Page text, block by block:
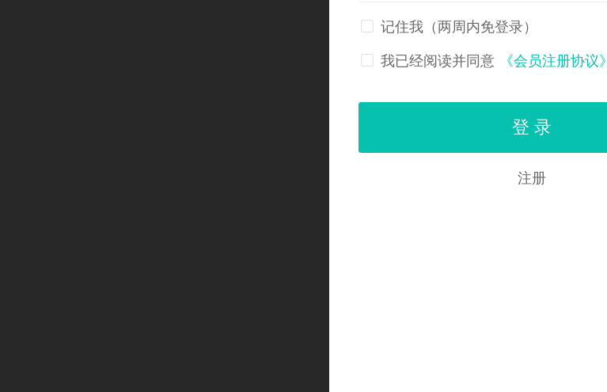
记住我（两周内免登录）
我已经阅读并同意 《会员注册协议》
注册